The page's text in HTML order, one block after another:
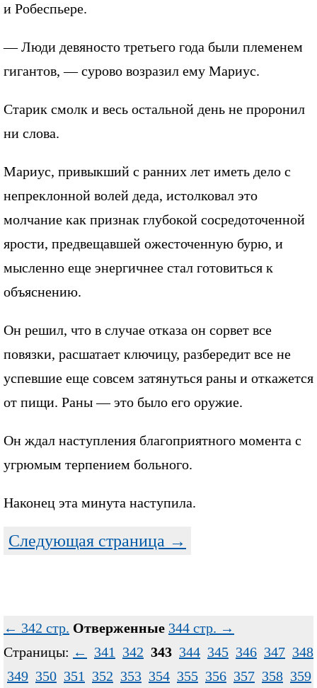
и Робеспьере.
— Люди девяносто третьего года были племенем
гигантов, — сурово возразил ему Мариус.
Старик смолк и весь остальной день не проронил
ни слова.
Мариус, привыкший с ранних лет иметь дело с
непреклонной волей деда, истолковал это
молчание как признак глубокой сосредоточенной
ярости, предвещавшей ожесточенную бурю, и
мысленно еще энергичнее стал готовиться к
объяснению.
Он решил, что в случае отказа он сорвет все
повязки, расшатает ключицу, разбередит все не
успевшие еще совсем затянуться раны и откажется
от пищи. Раны — это было его оружие.
Он ждал наступления благоприятного момента с
угрюмым терпением больного.
Наконец эта минута наступила.
Следующая страница →
← 342 стр. Отверженные 344 стр. →
Страницы: ← 341 342 343 344 345 346 347 348
349 350 351 352 353 354 355 356 357 358 359